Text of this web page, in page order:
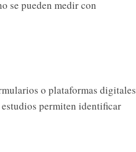
se pueden medir con
o plataformas digitales
permiten identificar